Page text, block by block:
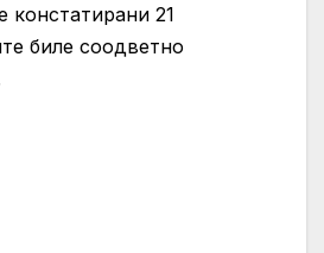
констатирани 21
биле соодветно